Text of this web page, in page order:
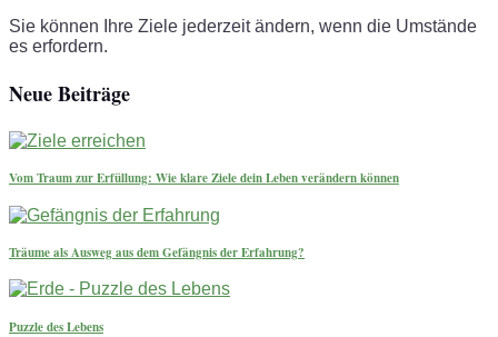
Sie können Ihre Ziele jederzeit ändern, wenn die Umstände
es erfordern.
Neue Beiträge
Vom Traum zur Erfüllung: Wie klare Ziele dein Leben verändern können
Träume als Ausweg aus dem Gefängnis der Erfahrung?
Puzzle des Lebens